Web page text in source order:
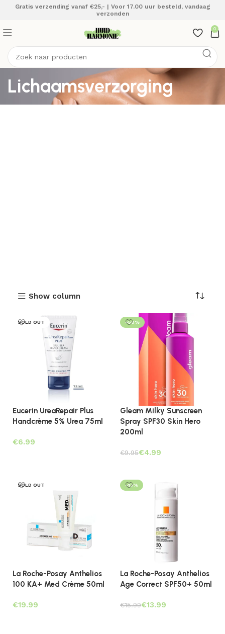
Gratis verzending vanaf €25,- | Voor 17.00 uur besteld, vandaag
verzonden
0
Lichaamsverzorging
Show column
SOLD OUT
Eucerin UreaRepair Plus
Handcrème 5% Urea 75ml
€
-50%
Gleam Milky Sunscreen
Spray SPF30 Skin Hero
200ml
€9.95€4.99
SOLD OUT
La Roche-Posay Anthelios
100 KA+ Med Crème 50ml
€
-13%
La Roche-Posay Anthelios
Age Correct SPF50+ 50ml
€15.99€13.99